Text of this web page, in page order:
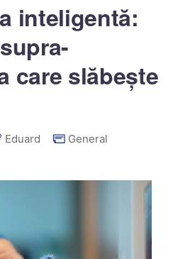
inteligentă:
care slăbește
Eduard General